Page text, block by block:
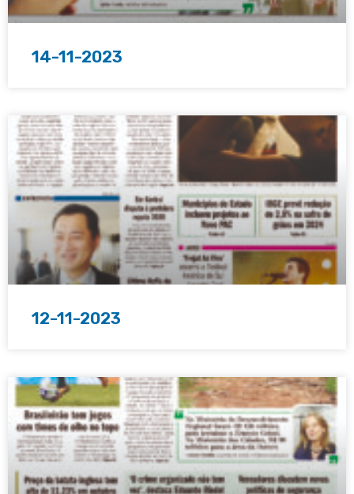
14-11-2023
12-11-2023